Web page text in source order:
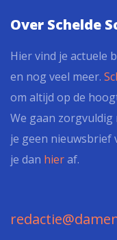
Over Schelde
Hier vind je actuele
en nog veel meer.
om altijd op de
We gaan zorgvuldig
je geen nieuwsbrief
je dan hieraf.